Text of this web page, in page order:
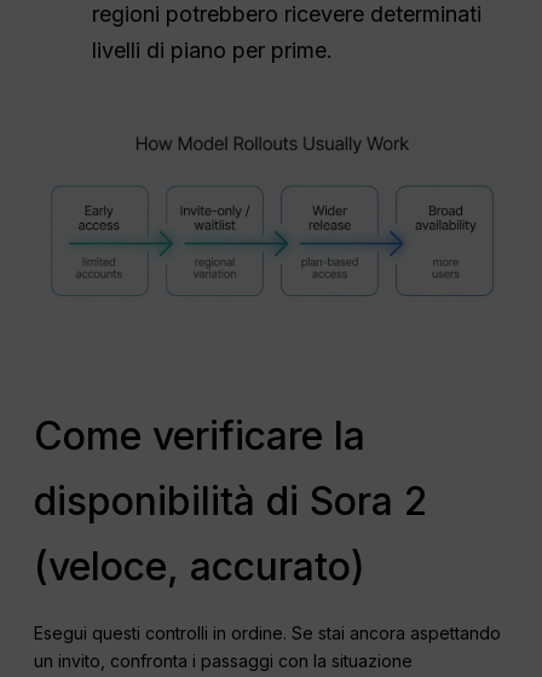
regioni potrebbero ricevere determinati
livelli di piano per prime.
Come verificare la
disponibilità di Sora 2
(veloce, accurato)
Esegui questi controlli in ordine. Se stai ancora aspettando
un invito, confronta i passaggi con la situazione